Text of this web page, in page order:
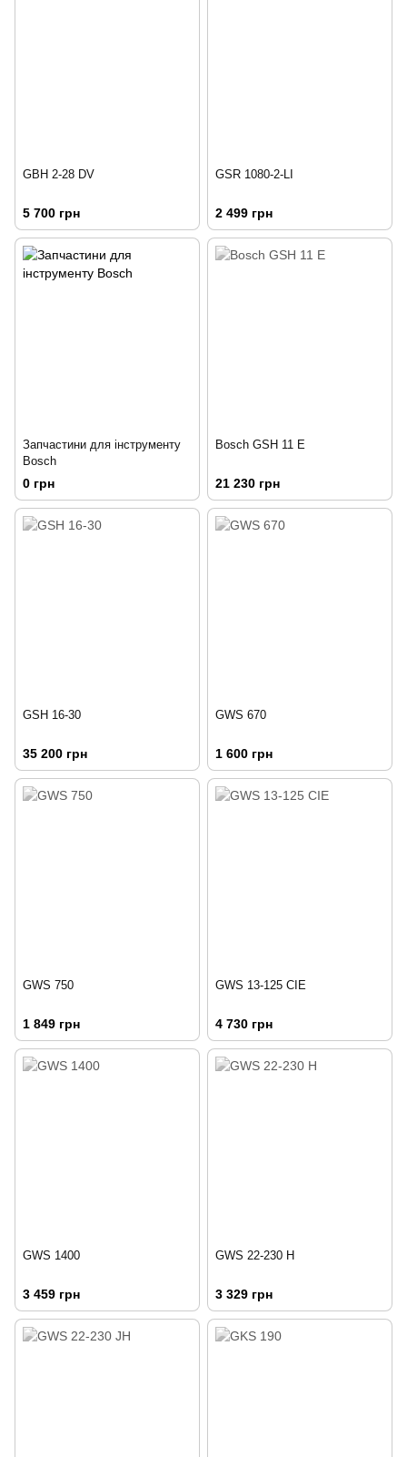
GBH 2-28 DV
5 700 грн
GSR 1080-2-LI
2 499 грн
Запчастини для інструменту
Bosch
0 грн
Bosch GSH 11 E
21 230 грн
GSH 16-30
35 200 грн
GWS 670
1 600 грн
GWS 750
1 849 грн
GWS 13-125 CIE
4 730 грн
GWS 1400
3 459 грн
GWS 22-230 H
3 329 грн